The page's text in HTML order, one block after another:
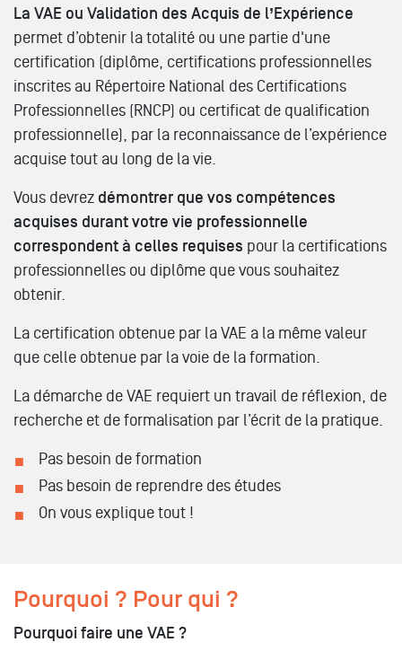
La VAE ou Validation des Acquis de l’Expérience
permet d’obtenir la totalité ou une partie d'une
certification (diplôme, certifications professionnelles
inscrites au Répertoire National des Certifications
Professionnelles (RNCP) ou certificat de qualification
professionnelle), par la reconnaissance de l’expérience
acquise tout au long de la vie.
Vous devrez démontrer que vos compétences
acquises durant votre vie professionnelle
correspondent à celles requises pour la certifications
professionnelles ou diplôme que vous souhaitez
obtenir.
La certification obtenue par la VAE a la même valeur
que celle obtenue par la voie de la formation.
La démarche de VAE requiert un travail de réflexion, de
recherche et de formalisation par l’écrit de la pratique.
Pas besoin de formation
Pas besoin de reprendre des études
On vous explique tout !
Pourquoi ? Pour qui ?
Pourquoi faire une VAE ?